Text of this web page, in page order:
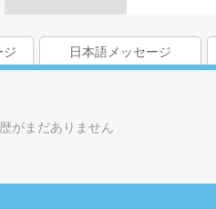
ジ 日本語メッセージ
がまだありません